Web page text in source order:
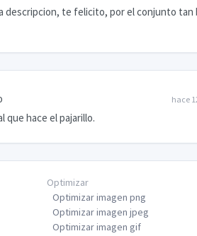
descripcion, te felicito, por el conjunto tan
hace
que hace el pajarillo.
Optimizar
Optimizar imagen png
Optimizar imagen jpeg
Optimizar imagen gif